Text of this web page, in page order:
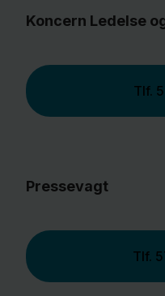
Koncern Ledelse
Tlf.
Pressevagt
Tlf.